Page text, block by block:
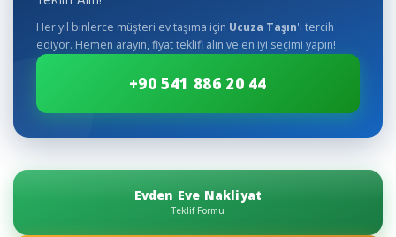
Her yıl binlerce müşteri ev taşıma için Ucuza Taşın'ı tercih
ediyor. Hemen arayın, fiyat teklifi alın ve en iyi seçimi yapın!
+90 541 886 20 44
Evden Eve Nakliyat
Teklif Formu